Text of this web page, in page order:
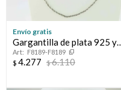
Envío gratis
Gargantilla de plata 925 y
double en oro 18 ktes.
F8189-F8189
$ 4.277 $6.110